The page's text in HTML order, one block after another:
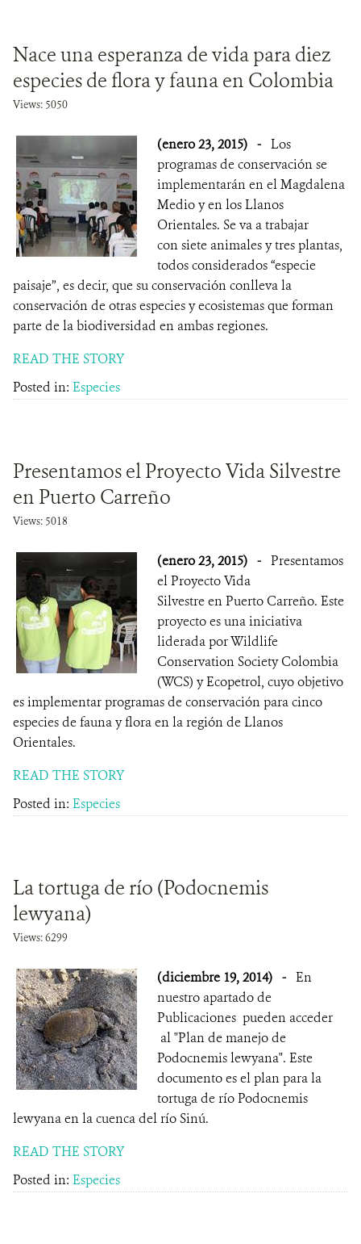
Nace una esperanza de vida para diez
especies de flora y fauna en Colombia
Views: 5050
(enero 23, 2015) - Los
programas de conservación se
implementarán en el Magdalena
Medio y en los Llanos
Orientales. Se va a trabajar
con siete animales y tres plantas,
todos considerados “especie
paisaje”, es decir, que su conservación conlleva la
conservación de otras especies y ecosistemas que forman
parte de la biodiversidad en ambas regiones.
READ THE STORY
Posted in: Especies
Presentamos el Proyecto Vida Silvestre
en Puerto Carreño
Views: 5018
(enero 23, 2015) - Presentamos
el Proyecto Vida
Silvestre en Puerto Carreño. Este
proyecto es una iniciativa
liderada por Wildlife
Conservation Society Colombia
(WCS) y Ecopetrol, cuyo objetivo
es implementar programas de conservación para cinco
especies de fauna y flora en la región de Llanos
Orientales.
READ THE STORY
Posted in: Especies
La tortuga de río (Podocnemis
lewyana)
Views: 6299
(diciembre 19, 2014) - En
nuestro apartado de
Publicaciones pueden acceder
al "Plan de manejo de
Podocnemis lewyana". Este
documento es el plan para la
tortuga de río Podocnemis
lewyana en la cuenca del río Sinú.
READ THE STORY
Posted in: Especies